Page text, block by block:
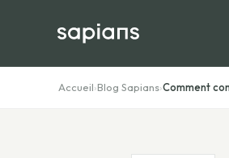
Accueil›Blog Sapians›Comment